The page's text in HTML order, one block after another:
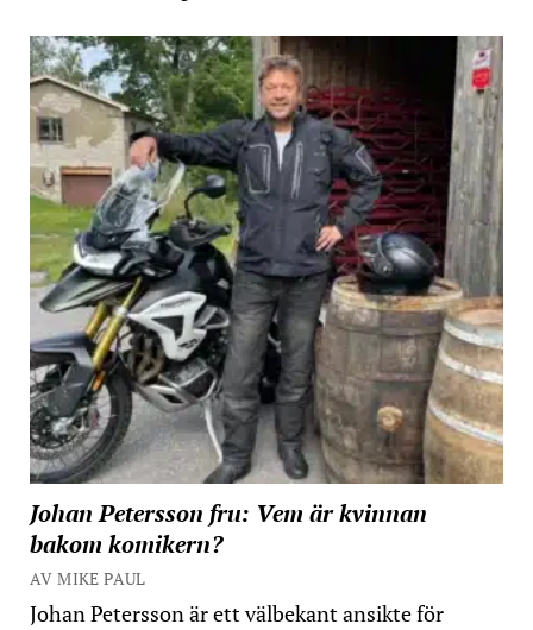
Johan Petersson fru: Vem är kvinnan
bakom komikern?
AV MIKE PAUL
Johan Petersson är ett välbekant ansikte för